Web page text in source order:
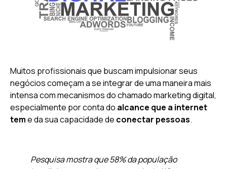
Muitos profissionais que buscam impulsionar seus
negócios começam a se integrar de uma maneira mais
intensa com mecanismos do chamado marketing digital,
especialmente por conta do alcance que a internet
teme da sua capacidade de conectar pessoas.
Pesquisa mostra que 58% da população